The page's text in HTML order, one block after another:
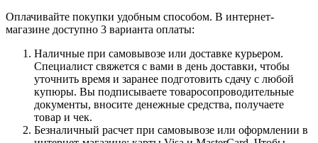
Оплачивайте покупки удобным способом. В интернет-
магазине доступно 3 варианта оплаты:
Наличные при самовывозе или доставке курьером.
Специалист свяжется с вами в день доставки, чтобы
уточнить время и заранее подготовить сдачу с любой
купюры. Вы подписываете товаросопроводительные
документы, вносите денежные средства, получаете
товар и чек.
Безналичный расчет при самовывозе или оформлении в